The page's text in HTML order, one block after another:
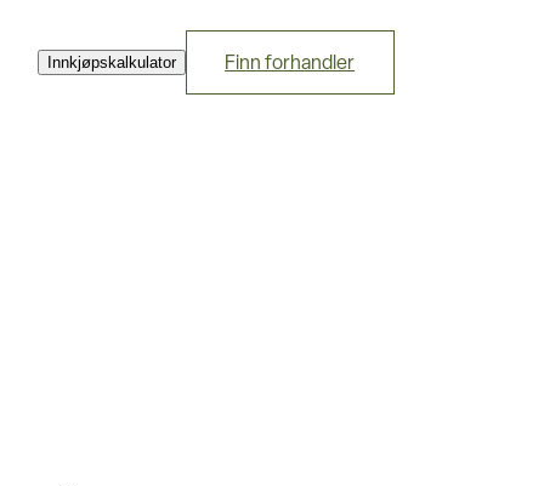
Innkjøpskalkulator Finn forhandler